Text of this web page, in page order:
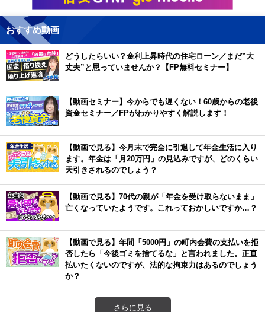
おすすめ動画
どうしたらいい？金利上昇時代の住宅ローン／まだ”大
丈夫”と思っていませんか？【FP無料セミナー】
【動画セミナー】今からでも遅くない！60歳からの老後
資金セミナー／FPがわかりやすく解説します！
【動画で見る】今月末で完全に引退して年金生活に入り
ます。年金は「月20万円」の見込みですが、どのくらい
天引きされるのでしょう？
【動画で見る】70代の親が「年金を受け取らないまま」
亡くなっていたようです。これっておかしいですか…？
【動画で見る】年間「5000円」の町内会費の支払いを拒
否したら「今後ゴミを捨てるな」と言われました。正直
払いたくないのですが、法的な拘束力はあるのでしょう
か？
さらに見る